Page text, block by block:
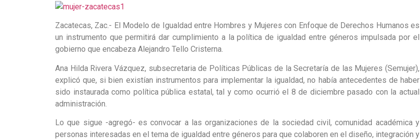
Zacatecas, Zac.- El Modelo de Igualdad entre Hombres y Mujeres con Enfoque de Derechos Humanos es
un instrumento que permitirá dar cumplimiento a la política de igualdad entre géneros impulsada por el
gobierno que encabeza Alejandro Tello Cristerna.
Ana Hilda Rivera Vázquez, subsecretaria de Políticas Públicas de la Secretaría de las Mujeres (Semujer),
explicó que, si bien existían instrumentos para implementar la igualdad, no había antecedentes de haber
sido instaurada como política pública estatal, tal y como ocurrió el 8 de diciembre pasado con la actual
administración.
Lo que sigue -agregó- es convocar a las organizaciones de la sociedad civil, comunidad académica y
personas interesadas en el tema de igualdad entre géneros para que colaboren en el diseño, integración y